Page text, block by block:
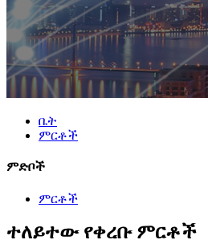
ቤት
ምርቶች
ምድቦች
ምርቶች
ተለይተው የቀረቡ ምርቶች